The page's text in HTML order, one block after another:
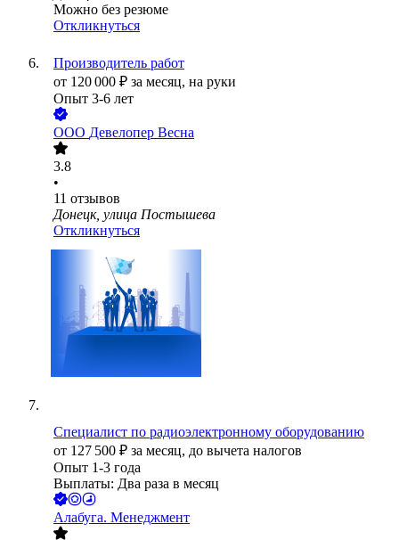
Можно без резюме
Откликнуться
Производитель работ
от 120 000 ₽ за месяц, на руки
Опыт 3-6 лет
ООО Девелопер Весна
3.8
•
11 отзывов
Донецк, улица Постышева
Откликнуться
Специалист по радиоэлектронному оборудованию
от 127 500 ₽ за месяц, до вычета налогов
Опыт 1-3 года
Выплаты: Два раза в месяц
Алабуга. Менеджмент